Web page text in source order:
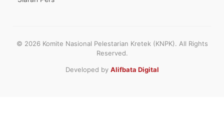
© 2026 Komite Nasional Pelestarian Kretek (KNPK). All Rights
Reserved.
Developed by Alifbata Digital